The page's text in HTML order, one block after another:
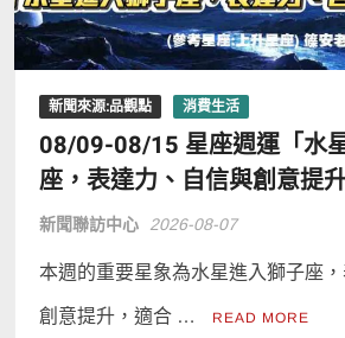
新聞來源:品觀點 消費生活
08/09-08/15 星座週運「水
座，表達力、自信與創意提升
新聞聯訪中心 2026-08-07
本週的重要星象為水星進入獅子座
創意提升，適合 … READ MORE